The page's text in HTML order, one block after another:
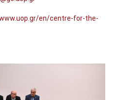
en/centre-for-the-